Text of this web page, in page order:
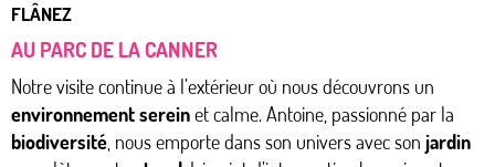
FLÂNEZ
AU PARC DE LA CANNER
Notre visite continue à l’extérieur où nous découvrons un
environnement sereinet calme. Antoine, passionné par la
biodiversité , nous emporte dans son univers avec son jardin